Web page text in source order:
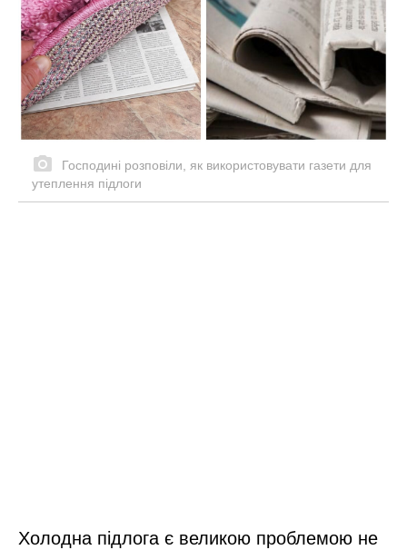
Господині розповіли, як використовувати газети для
утеплення підлоги
Холодна підлога є великою проблемою не